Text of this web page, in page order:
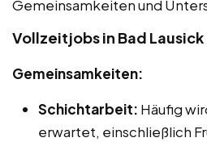
Gemeinsamkeiten und
Vollzeitjobs in Bad Lausick
Gemeinsamkeiten:
Schichtarbeit: Häufig
erwartet, einschließlich